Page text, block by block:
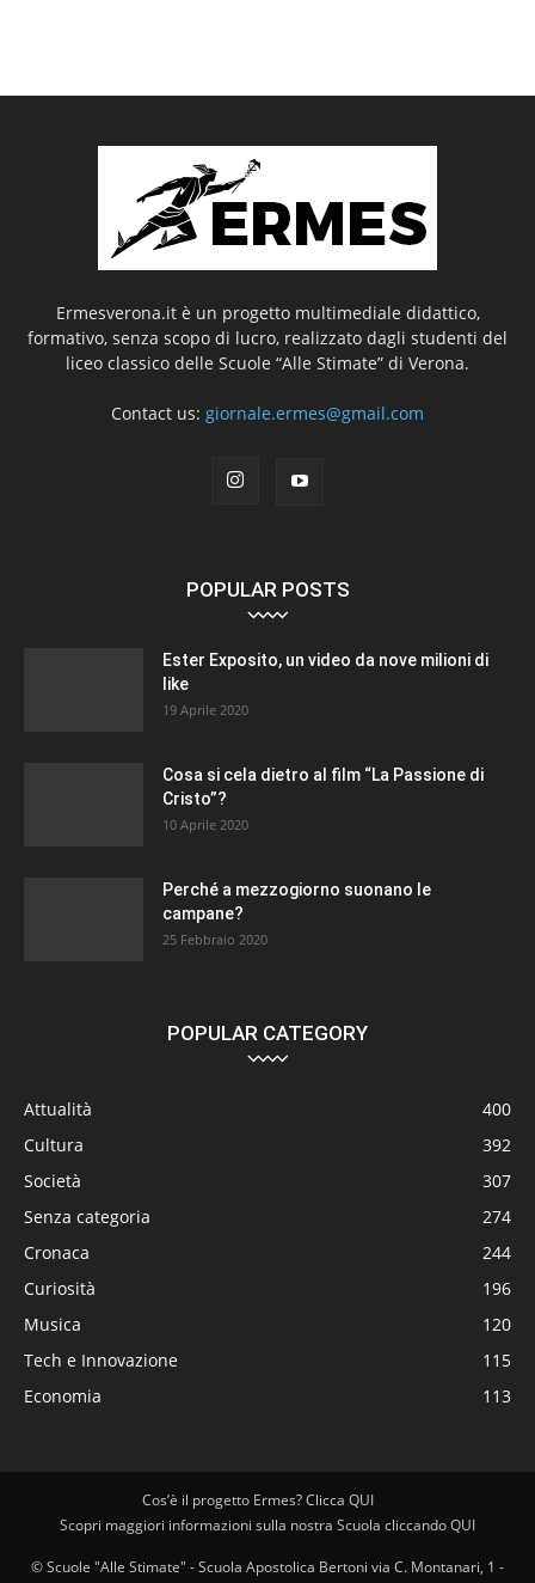
Ermesverona.it è un progetto multimediale didattico,
formativo, senza scopo di lucro, realizzato dagli studenti del
liceo classico delle Scuole “Alle Stimate” di Verona.
Contact us: giornale.ermes@gmail.com
POPULAR POSTS
Ester Exposito, un video da nove milioni di
like
19 Aprile 2020
Cosa si cela dietro al film “La Passione di
Cristo”?
10 Aprile 2020
Perché a mezzogiorno suonano le
campane?
25 Febbraio 2020
POPULAR CATEGORY
Attualità
400
Cultura
392
Società
307
Senza categoria
274
Cronaca
244
Curiosità
196
Musica
120
Tech e Innovazione
115
Economia
113
Cos’è il progetto Ermes? Clicca QUI
Scopri maggiori informazioni sulla nostra Scuola cliccando QUI
© Scuole "Alle Stimate" - Scuola Apostolica Bertoni via C. Montanari, 1 -